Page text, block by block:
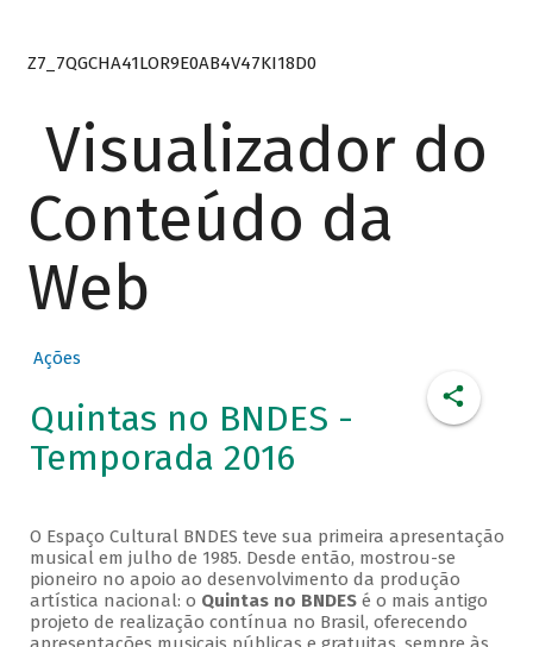
Z7_7QGCHA41LOR9E0AB4V47KI18D0
Visualizador do
Conteúdo da
Web
Ações
Quintas no BNDES -
Temporada 2016
O Espaço Cultural BNDES teve sua primeira apresentação
musical em julho de 1985. Desde então, mostrou-se
pioneiro no apoio ao desenvolvimento da produção
artística nacional: o Quintas no BNDESé o mais antigo
projeto de realização contínua no Brasil, oferecendo